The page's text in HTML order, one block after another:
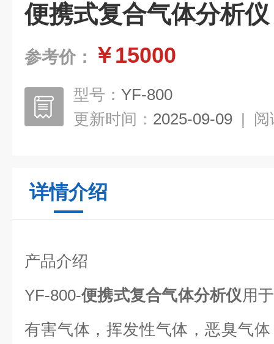
便携式复合气体分析仪
参考价： ￥15000
型号： YF-800
更新时间： 2025-09-09 | 阅
详情介绍
产品介绍
YF-800-便携式复合气体分析仪用
有害气体，挥发性气体，恶臭气